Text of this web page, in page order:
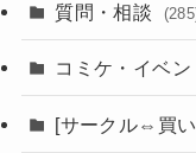
質問・相談
コミケ・イベン
[サークル⇔買